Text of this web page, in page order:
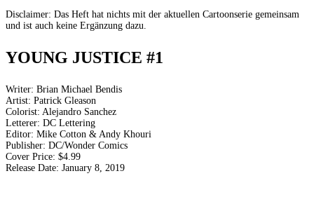
Disclaimer: Das Heft hat nichts mit der aktuellen Cartoonserie gemeinsam
und ist auch keine Ergänzung dazu.
YOUNG JUSTICE #1
Writer: Brian Michael Bendis
Artist: Patrick Gleason
Colorist: Alejandro Sanchez
Letterer: DC Lettering
Editor: Mike Cotton & Andy Khouri
Publisher: DC/Wonder Comics
Cover Price: $4.99
Release Date: January 8, 2019